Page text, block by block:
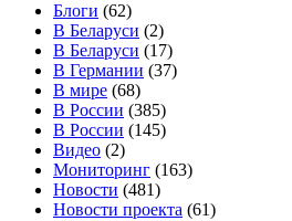
Блоги (62)
В Беларуси (2)
В Беларуси (17)
В Германии (37)
В мире (68)
В России (385)
В России (145)
Видео (2)
Мониторинг (163)
Новости (481)
Новости проекта (61)